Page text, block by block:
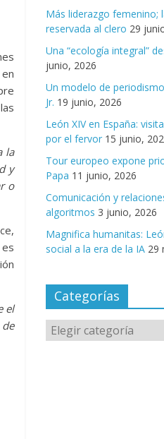
la
y
o
el
Más liderazgo femenino;
reservada al clero 29
Una “ecología integral”
junio, 2026
Un modelo de
Jr. 19 junio, 2026
León XIV en España:
por el fervor 15 junio,
Tour europeo expone
Papa 11 junio, 2026
Comunicación y
algoritmos 3 junio, 2026
Magnifica humanitas:
social a la era de la IA 29
Categorías